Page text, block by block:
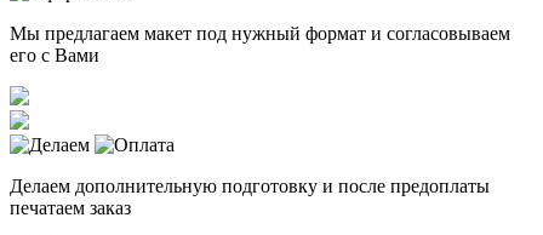
Мы предлагаем макет под нужный формат и согласовываем
его с Вами
Делаем дополнительную подготовку и после предоплаты
печатаем заказ